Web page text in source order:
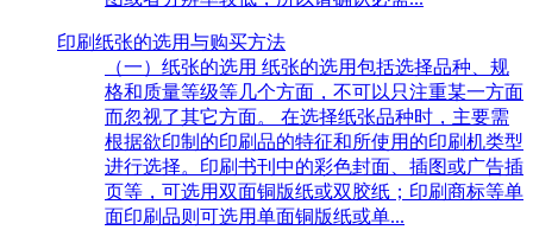
印刷纸张的选用与购买方法
（一）纸张的选用 纸张的选用包括选择品种、规
格和质量等级等几个方面，不可以只注重某一方面
而忽视了其它方面。 在选择纸张品种时，主要需
根据欲印制的印刷品的特征和所使用的印刷机类型
进行选择。印刷书刊中的彩色封面、插图或广告插
页等，可选用双面铜版纸或双胶纸；印刷商标等单
面印刷品则可选用单面铜版纸或单...